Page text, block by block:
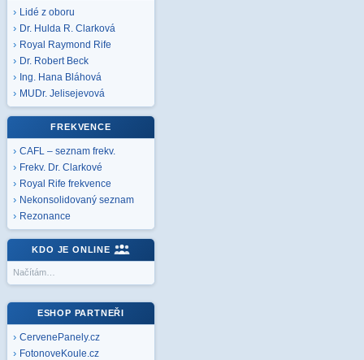
Lidé z oboru
Dr. Hulda R. Clarková
Royal Raymond Rife
Dr. Robert Beck
Ing. Hana Bláhová
MUDr. Jelisejevová
FREKVENCE
CAFL – seznam frekv.
Frekv. Dr. Clarkové
Royal Rife frekvence
Nekonsolidovaný seznam
Rezonance
KDO JE ONLINE
Načítám…
ESHOP PARTNEŘI
CervenePanely.cz
FotonoveKoule.cz